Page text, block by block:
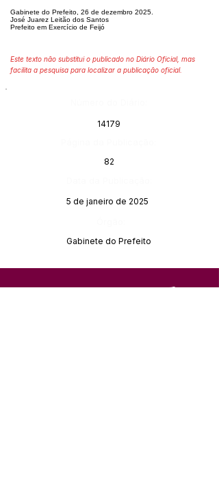
Gabinete do Prefeito, 26 de dezembro 2025.
José Juarez Leitão dos Santos
Prefeito em Exercício de Feijó
Este texto não substitui o publicado no Diário Oficial, mas
facilita a pesquisa para localizar a publicação oficial.
14179
82
5 de janeiro de 2025
Gabinete do Prefeito